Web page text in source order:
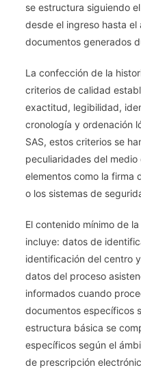
se estructura siguiendo
desde el ingreso hasta
documentos generados
La confección de la
criterios de calidad
exactitud, legibilidad,
cronología y ordenación
SAS, estos criterios se
peculiaridades del
elementos como la firma
o los sistemas de
El contenido mínimo de
incluye: datos de
identificación del centro
datos del proceso
informados cuando
documentos específicos
estructura básica se
específicos según el
de prescripción